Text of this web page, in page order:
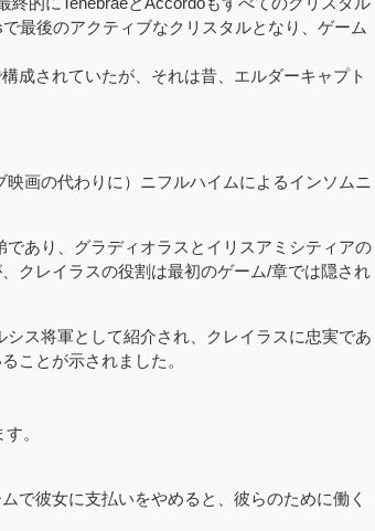
最後のアクティブなクリスタルとなり、ゲーム
成されていたが、それは昔、エルダーキャプト
画の代わりに）ニフルハイムによるインソムニ
あり、グラディオラスとイリスアミシティアの
クレイラスの役割は最初のゲーム/章では隠され
ス将軍として紹介され、クレイラスに忠実であ
ことが示されました。
。
で彼女に支払いをやめると、彼らのために働く